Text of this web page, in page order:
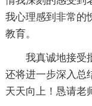
我心理感到非常的
教育。
我真诚地接受
还将进一步深入总
天天向上！恳请老